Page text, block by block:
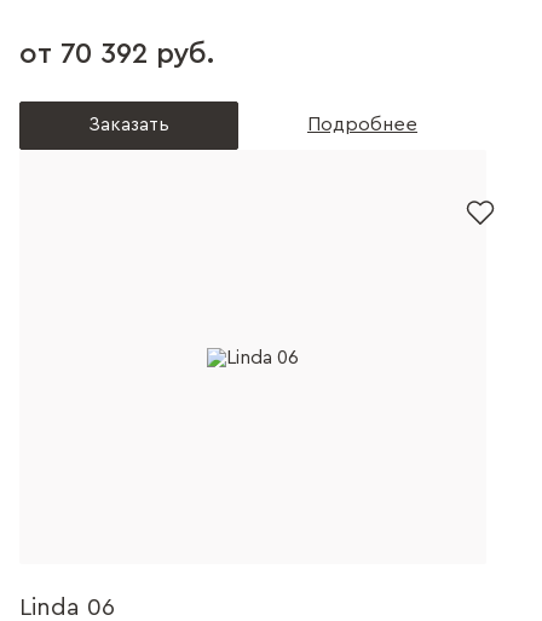
от 70 392 руб.
Заказать Подробнее
Linda 06